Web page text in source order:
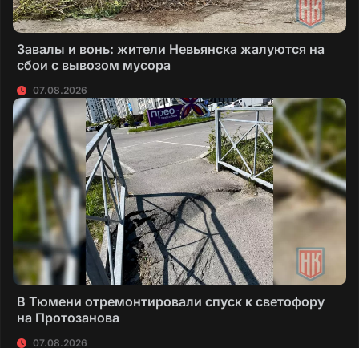
Завалы и вонь: жители Невьянска жалуются на
сбои с вывозом мусора
07.08.2026
В Тюмени отремонтировали спуск к светофору
на Протозанова
07.08.2026